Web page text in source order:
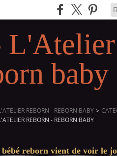
baby
REBORN - REBORN BABY >
REBORN - REBORN BABY
bébé reborn vient de voir le